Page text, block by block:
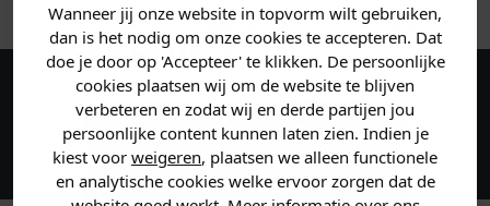
Wanneer jij onze website in topvorm wilt gebruiken,
dan is het nodig om onze cookies te accepteren. Dat
doe je door op 'Accepteer' te klikken. De persoonlijke
cookies plaatsen wij om de website te blijven
verbeteren en zodat wij en derde partijen jou
persoonlijke content kunnen laten zien. Indien je
kiest voor weigeren, plaatsen we alleen functionele
en analytische cookies welke ervoor zorgen dat de
Maak een account aan en ontvang 5%
korting op je eerste bestelling!
Vertel ons waar je naar op
zoek bent. 👇
Heren kleding
Dames kleding